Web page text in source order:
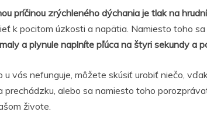
príčinou zrýchleného dýchania je tlak na
k pocitom úzkosti a napätia. Namiesto toho sa
a plynule naplníte pľúca na štyri sekundy a
u vás nefunguje, môžete skúsiť urobiť niečo,
prechádzku, alebo sa namiesto toho
živote.